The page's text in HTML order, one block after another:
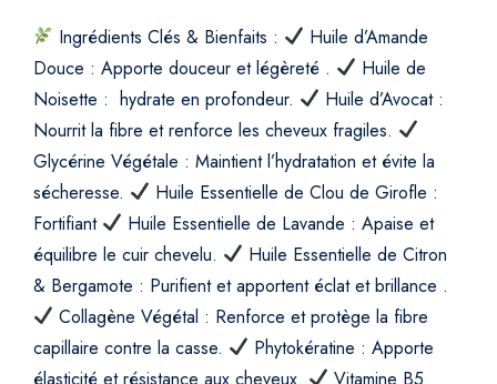
a
n
t
y
Ingrédients Clés & Bienfaits :
Huile d’Amande
Douce : Apporte douceur et légèreté .
Huile de
Noisette : hydrate en profondeur.
Huile d’Avocat :
Nourrit la fibre et renforce les cheveux fragiles.
Glycérine Végétale : Maintient l’hydratation et évite la
sécheresse.
Huile Essentielle de Clou de Girofle :
Fortifiant
Huile Essentielle de Lavande : Apaise et
équilibre le cuir chevelu.
Huile Essentielle de Citron
& Bergamote : Purifient et apportent éclat et brillance .
Collagène Végétal : Renforce et protège la fibre
capillaire contre la casse.
Phytokératine : Apporte
élasticité et résistance aux cheveux.
Vitamine B5